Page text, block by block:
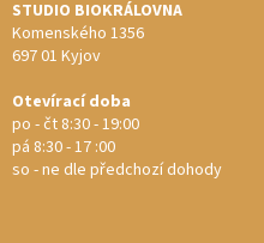
STUDIO BIOKRÁLOVNA
Komenského 1356
697 01 Kyjov
Otevírací doba
po - čt 8:30 - 19:00
pá 8:30 - 17 :00
so - ne dle předchozí dohody